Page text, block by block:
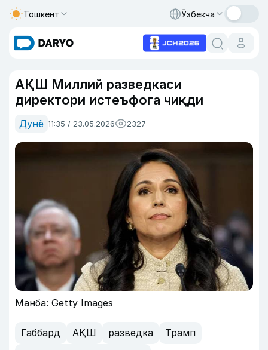
Тошкент Ўзбекча
АҚШ Миллий разведкаси
директори истеъфога чиқди
Дунё 11:35 / 23.05.2026 2327
Манба: Getty Images
Габбард АҚШ разведка
Трамп